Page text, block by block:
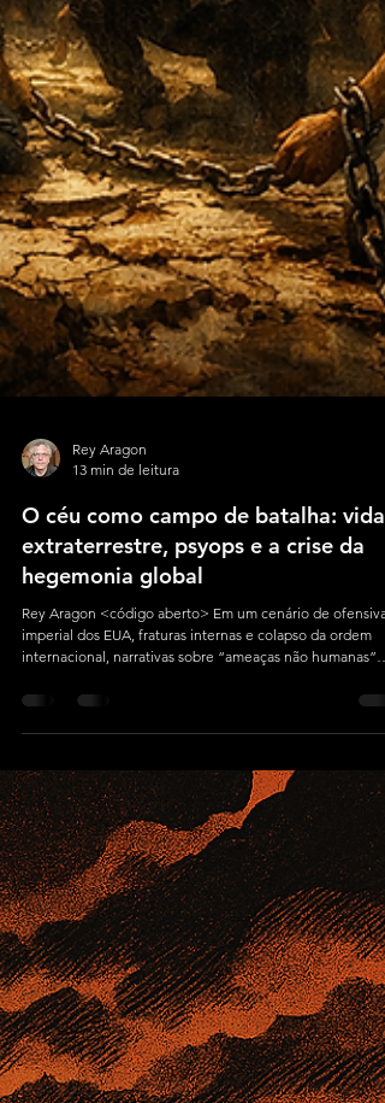
Rey Aragon
13 min de leitura
O céu como campo de batalha: vida
Rey Aragon <código aberto> Em um cenário de ofensiva
imperial dos EUA, fraturas internas e colapso da ordem
internacional, narrativas sobre “ameaças não humanas”
funcionam como instrumentos de despolitização, controle
cognitivo e gestão do medo.